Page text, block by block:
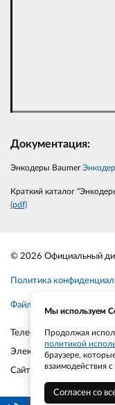
Документация:
Энкодеры Baumer
Краткий каталог
(pdf)
© 2026 Официальный
Политика
Файлы cookie
Телефон:+7-903-935-
Электронная почта:
Сайт: smt21.ru
Мы используем
Продолжая
политикой
браузере,
взаимодействия
Согласен со